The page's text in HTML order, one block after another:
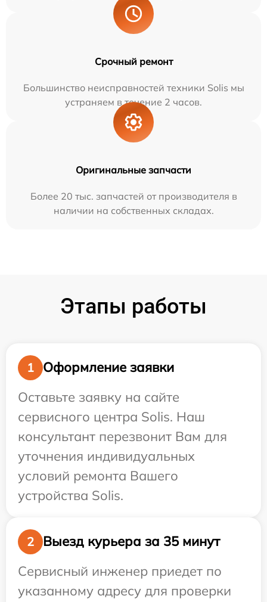
Срочный ремонт
Большинство неисправностей техники Solis мы
устраняем в течение 2 часов.
Оригинальные запчасти
Более 20 тыс. запчастей от производителя в
наличии на собственных складах.
Этапы работы
1
Оформление заявки
Оставьте заявку на сайте
сервисного центра Solis. Наш
консультант перезвонит Вам для
уточнения индивидуальных
условий ремонта Вашего
устройства Solis.
2
Выезд курьера за 35 минут
Сервисный инженер приедет по
указанному адресу для проверки